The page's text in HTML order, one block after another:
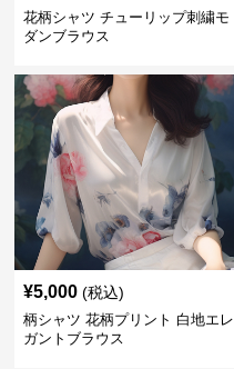
花柄シャツ チューリップ刺繍モ
ダンブラウス
¥5,000 (税込)
柄シャツ 花柄プリント 白地エレ
ガントブラウス